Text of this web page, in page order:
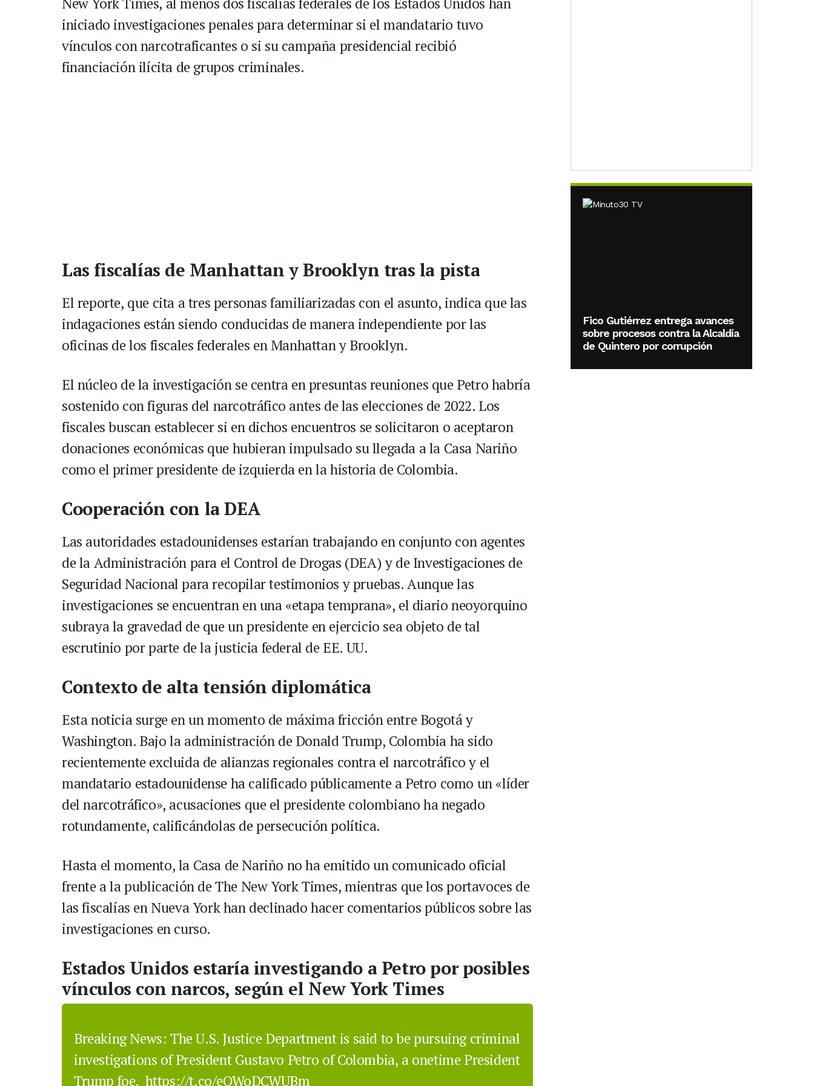
iniciado investigaciones penales para determinar si el mandatario tuvo
vínculos con narcotraficantes o si su campaña presidencial recibió
financiación ilícita de grupos criminales.
Las fiscalías de Manhattan y Brooklyn tras la pista
El reporte, que cita a tres personas familiarizadas con el asunto, indica que las
indagaciones están siendo conducidas de manera independiente por las
oficinas de los fiscales federales en Manhattan y Brooklyn.
El núcleo de la investigación se centra en presuntas reuniones que Petro habría
sostenido con figuras del narcotráfico antes de las elecciones de 2022. Los
fiscales buscan establecer si en dichos encuentros se solicitaron o aceptaron
donaciones económicas que hubieran impulsado su llegada a la Casa Nariño
como el primer presidente de izquierda en la historia de Colombia.
Cooperación con la DEA
Las autoridades estadounidenses estarían trabajando en conjunto con agentes
de la Administración para el Control de Drogas (DEA) y de Investigaciones de
Seguridad Nacional para recopilar testimonios y pruebas. Aunque las
investigaciones se encuentran en una «etapa temprana», el diario neoyorquino
subraya la gravedad de que un presidente en ejercicio sea objeto de tal
escrutinio por parte de la justicia federal de EE. UU.
Contexto de alta tensión diplomática
Esta noticia surge en un momento de máxima fricción entre Bogotá y
Washington. Bajo la administración de Donald Trump, Colombia ha sido
recientemente excluida de alianzas regionales contra el narcotráfico y el
mandatario estadounidense ha calificado públicamente a Petro como un «líder
del narcotráfico», acusaciones que el presidente colombiano ha negado
rotundamente, calificándolas de persecución política.
Hasta el momento, la Casa de Nariño no ha emitido un comunicado oficial
frente a la publicación de The New York Times, mientras que los portavoces de
las fiscalías en Nueva York han declinado hacer comentarios públicos sobre las
investigaciones en curso.
Estados Unidos estaría investigando a Petro por posibles
vínculos con narcos, según el New York Times
Breaking News: The U.S. Justice Department is said to be pursuing criminal
investigations of President Gustavo Petro of Colombia, a onetime President
Trump foe. https://t.co/eOWoDCWUBm
Fico Gutiérrez entrega avances
sobre procesos contra la Alcaldía
de Quintero por corrupción